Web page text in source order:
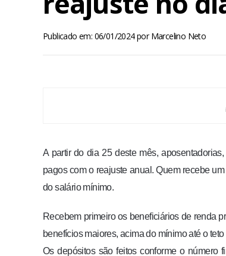
Publicado em: 06/01/2024porMarcelino Neto
A partir do dia 25 deste mês,
pagos com o reajuste anual. Quem recebe
do salário mínimo.
Recebem primeiro os beneficiários de renda
benefícios maiores, acima do mínimo até o
Os depósitos são feitos conforme o número